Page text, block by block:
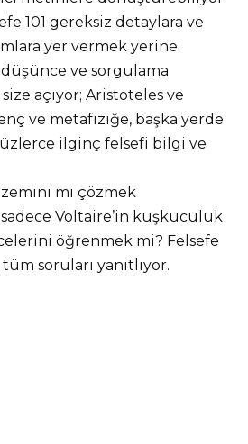
101 gereksiz detaylara ve
yer vermek yerine
ve sorgulama
açıyor; Aristoteles ve
ve metafiziğe, başka yerde
ilginç felsefi bilgi ve
mi çözmek
Voltaire’in kuşkuculuk
öğrenmek mi? Felsefe
soruları yanıtlıyor.